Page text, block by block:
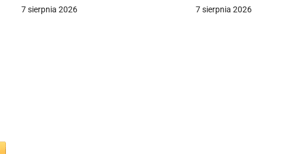
a
7 sierpnia 2026 7 sierpnia 2026